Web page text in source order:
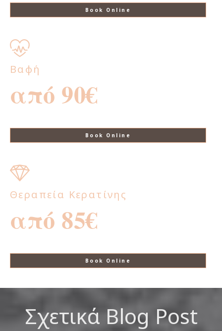
Book Online
Βαφή
από 90€
Book Online
Θεραπεία Κερατίνης
από 85€
Book Online
Σχετικά Blog Post